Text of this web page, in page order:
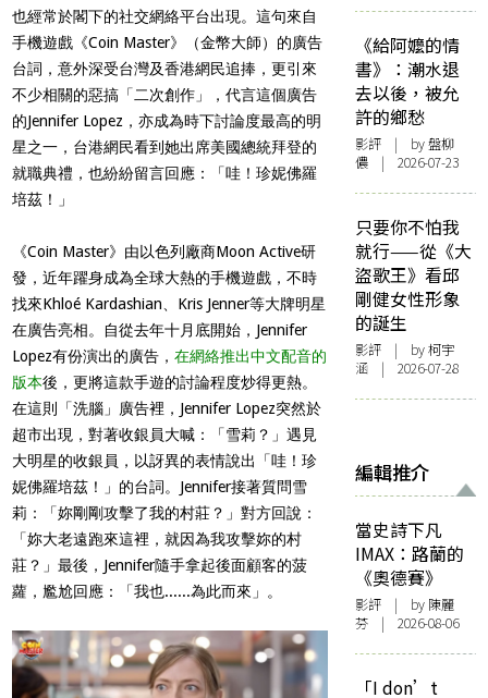
也經常於閣下的社交網絡平台出現。這句來自
手機遊戲《Coin Master》（金幣大師）的廣告
台詞，意外深受台灣及香港網民追捧，更引來
不少相關的惡搞「二次創作」，代言這個廣告
的Jennifer Lopez，亦成為時下討論度最高的明
星之一，台港網民看到她出席美國總統拜登的
就職典禮，也紛紛留言回應：「哇！珍妮佛羅
培茲！」
《Coin Master》由以色列廠商Moon Active研
發，近年躍身成為全球大熱的手機遊戲，不時
找來Khloé Kardashian、Kris Jenner等大牌明星
在廣告亮相。自從去年十月底開始，Jennifer
Lopez有份演出的廣告，在網絡推出中文配音的
版本後，更將這款手遊的討論程度炒得更熱。
在這則「洗腦」廣告裡，Jennifer Lopez突然於
超市出現，對著收銀員大喊：「雪莉？」遇見
大明星的收銀員，以訝異的表情說出「哇！珍
妮佛羅培茲！」的台詞。Jennifer接著質問雪
莉：「妳剛剛攻擊了我的村莊？」對方回說：
「妳大老遠跑來這裡，就因為我攻擊妳的村
莊？」最後，Jennifer隨手拿起後面顧客的菠
蘿，尷尬回應：「我也......為此而來」。
《給阿嬤的情
書》：潮水退
去以後，被允
許的鄉愁
影評 | by 盤柳
儂 | 2026-07-23
只要你不怕我
就行——從《大
盜歌王》看邱
剛健女性形象
的誕生
影評 | by 柯宇
涵 | 2026-07-28
編輯推介
當史詩下凡
IMAX：路蘭的
《奧德賽》
影評 | by 陳麗
芬 | 2026-08-06
「I don’t